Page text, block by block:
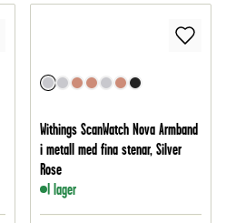
Withings ScanWatch Nova Armband
i metall med fina stenar, Silver
Rose
I lager